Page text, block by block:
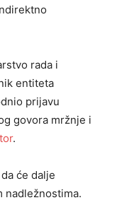
rada i
entiteta
prijavu
govora mržnje i
.
će dalje
nadležnostima.